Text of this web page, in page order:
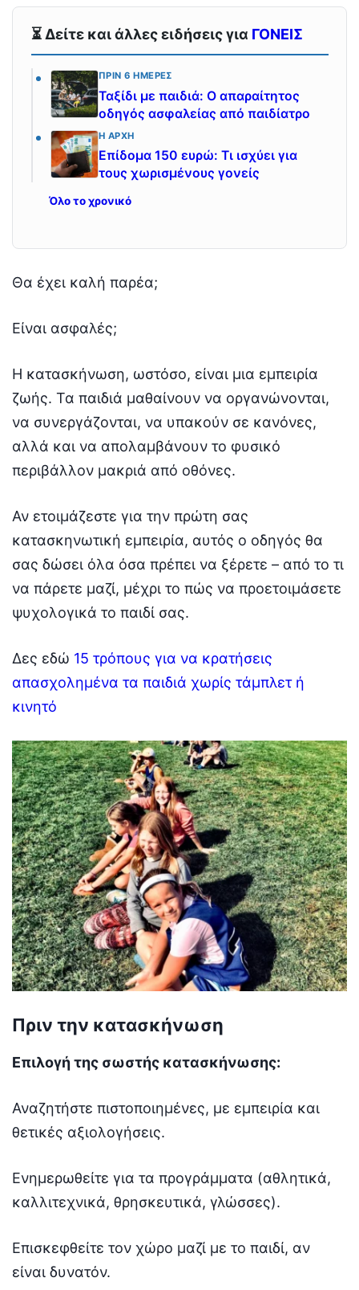
⏳ Δείτε και άλλες ειδήσεις για ΓΟΝΕΙΣ
ΠΡΙΝ 6 ΗΜΈΡΕΣ
Ταξίδι με παιδιά: Ο απαραίτητος
οδηγός ασφαλείας από παιδίατρο
Η ΑΡΧΉ
Επίδομα 150 ευρώ: Τι ισχύει για
τους χωρισμένους γονείς
Όλο το χρονικό
Θα έχει καλή παρέα;
Είναι ασφαλές;
Η κατασκήνωση, ωστόσο, είναι μια εμπειρία
ζωής. Τα παιδιά μαθαίνουν να οργανώνονται,
να συνεργάζονται, να υπακούν σε κανόνες,
αλλά και να απολαμβάνουν το φυσικό
περιβάλλον μακριά από οθόνες.
Αν ετοιμάζεστε για την πρώτη σας
κατασκηνωτική εμπειρία, αυτός ο οδηγός θα
σας δώσει όλα όσα πρέπει να ξέρετε – από το τι
να πάρετε μαζί, μέχρι το πώς να προετοιμάσετε
ψυχολογικά το παιδί σας.
Δες εδώ 15 τρόπους για να κρατήσεις
απασχολημένα τα παιδιά χωρίς τάμπλετ ή
κινητό
Πριν την κατασκήνωση
Επιλογή της σωστής κατασκήνωσης:
Αναζητήστε πιστοποιημένες, με εμπειρία και
θετικές αξιολογήσεις.
Ενημερωθείτε για τα προγράμματα (αθλητικά,
καλλιτεχνικά, θρησκευτικά, γλώσσες).
Επισκεφθείτε τον χώρο μαζί με το παιδί, αν
είναι δυνατόν.